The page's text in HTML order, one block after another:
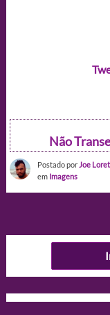
Não
Postado por Joe
em Imagens